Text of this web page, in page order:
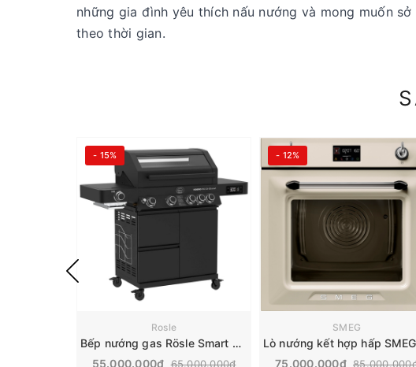
những gia đình yêu thích nấu nướng và mong muốn
theo thời gian.
- 15%
Rosle
Bếp nướng gas Rösle Smart 20500 W | Videro Pro G4-SB
55.000.000₫ 65.000.000₫
- 12%
SMEG
75.000.000₫